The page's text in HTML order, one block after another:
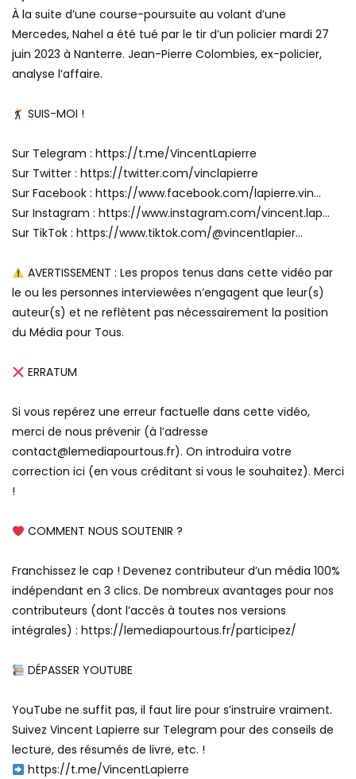
À la suite d’une course-poursuite au volant d’une
Mercedes, Nahel a été tué par le tir d’un policier mardi 27
juin 2023 à Nanterre. Jean-Pierre Colombies, ex-policier,
analyse l’affaire.
SUIS-MOI !
Sur Telegram : https://t.me/VincentLapierre
Sur Twitter : https://twitter.com/vinclapierre
Sur Facebook : https://www.facebook.com/lapierre.vin…
Sur Instagram : https://www.instagram.com/vincent.lap…
Sur TikTok : https://www.tiktok.com/@vincentlapier…
AVERTISSEMENT : Les propos tenus dans cette vidéo par
le ou les personnes interviewées n’engagent que leur(s)
auteur(s) et ne reflètent pas nécessairement la position
du Média pour Tous.
ERRATUM
Si vous repérez une erreur factuelle dans cette vidéo,
merci de nous prévenir (à l’adresse
contact@lemediapourtous.fr). On introduira votre
correction ici (en vous créditant si vous le souhaitez). Merci
!
COMMENT NOUS SOUTENIR ?
Franchissez le cap ! Devenez contributeur d’un média 100%
indépendant en 3 clics. De nombreux avantages pour nos
contributeurs (dont l’accès à toutes nos versions
intégrales) : https://lemediapourtous.fr/participez/
DÉPASSER YOUTUBE
YouTube ne suffit pas, il faut lire pour s’instruire vraiment.
Suivez Vincent Lapierre sur Telegram pour des conseils de
lecture, des résumés de livre, etc. !
https://t.me/VincentLapierre